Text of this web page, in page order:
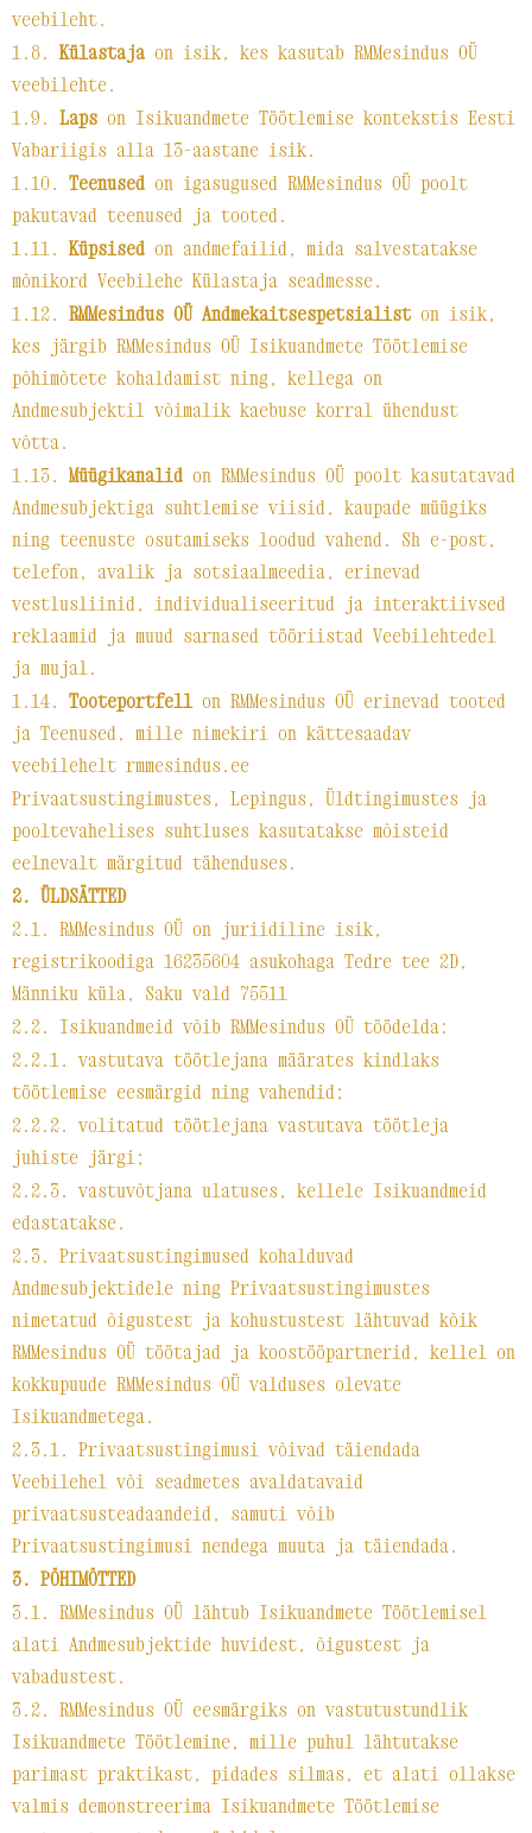
veebileht.
1.8. Külastajaon isik, kes kasutab RMMesindus OÜ
veebilehte.
1.9. Laps on Isikuandmete Töötlemise kontekstis Eesti
Vabariigis alla 13-aastane isik.
1.10. Teenused on igasugused RMMesindus OÜ poolt
pakutavad teenused ja tooted.
1.11. Küpsised on andmefailid, mida salvestatakse
mõnikord Veebilehe Külastaja seadmesse.
1.12. RMMesindus OÜ Andmekaitsespetsialist on isik,
kes järgib RMMesindus OÜ Isikuandmete Töötlemise
põhimõtete kohaldamist ning, kellega on
Andmesubjektil võimalik kaebuse korral ühendust
võtta.
1.13. Müügikanalid on RMMesindus OÜ poolt kasutatavad
Andmesubjektiga suhtlemise viisid, kaupade müügiks
ning teenuste osutamiseks loodud vahend. Sh e-post,
telefon, avalik ja sotsiaalmeedia, erinevad
vestlusliinid, individualiseeritud ja interaktiivsed
reklaamid ja muud sarnased tööriistad Veebilehtedel
ja mujal.
1.14. Tooteportfellon RMMesindus OÜ erinevad tooted
ja Teenused, mille nimekiri on kättesaadav
veebilehelt rmmesindus.ee
Privaatsustingimustes, Lepingus, Üldtingimustes ja
pooltevahelises suhtluses kasutatakse mõisteid
eelnevalt märgitud tähenduses.
2. ÜLDSÄTTED
2.1. RMMesindus OÜ on juriidiline isik,
registrikoodiga 16235604 asukohaga Tedre tee 2D,
Männiku küla, Saku vald 75511
2.2. Isikuandmeid võib RMMesindus OÜ töödelda:
2.2.1. vastutava töötlejana määrates kindlaks
töötlemise eesmärgid ning vahendid;
2.2.2. volitatud töötlejana vastutava töötleja
juhiste järgi;
2.2.3. vastuvõtjana ulatuses, kellele Isikuandmeid
edastatakse.
2.3. Privaatsustingimused kohalduvad
Andmesubjektidele ning Privaatsustingimustes
nimetatud õigustest ja kohustustest lähtuvad kõik
RMMesindus OÜ töötajad ja koostööpartnerid, kellel on
kokkupuude RMMesindus OÜ valduses olevate
Isikuandmetega.
2.3.1. Privaatsustingimusi võivad täiendada
Veebilehel või seadmetes avaldatavaid
privaatsusteadaandeid, samuti võib
Privaatsustingimusi nendega muuta ja täiendada.
3. PÕHIMÕTTED
3.1. RMMesindus OÜ lähtub Isikuandmete Töötlemisel
alati Andmesubjektide huvidest, õigustest ja
vabadustest.
3.2. RMMesindus OÜ eesmärgiks on vastutustundlik
Isikuandmete Töötlemine, mille puhul lähtutakse
parimast praktikast, pidades silmas, et alati ollakse
valmis demonstreerima Isikuandmete Töötlemise